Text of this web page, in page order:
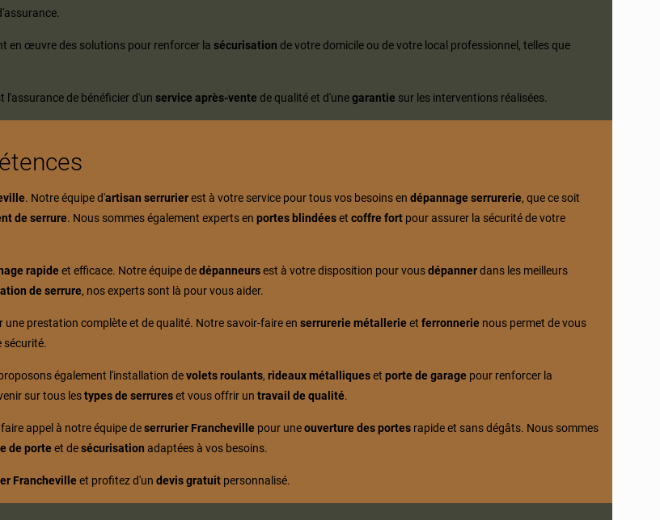
en œuvre des solutions pour renforcer lasécurisation de votre domicile ou de votre local professionnel, telles que
l'assurance de bénéficier d'unservice après-vente de qualité et d'unegarantie sur les interventions réalisées.
. Notre équipe d'artisan serrurierest à votre service pour tous vos besoins endépannage serrurerie, que ce soit
de serrure. Nous sommes également experts enportes blindéesetcoffre fort pour assurer la sécurité de votre
rapideet efficace. Notre équipe dedépanneursest à votre disposition pour vousdépannerdans les meilleurs
de serrure, nos experts sont là pour vous aider.
une prestation complète et de qualité. Notre savoir-faire enserrurerie métallerieetferronnerie nous permet de vous
sécurité.
également l'installation devolets roulants,rideaux métalliquesetporte de garage pour renforcer la
sur tous lestypes de serrureset vous offrir untravail de qualité.
faire appel à notre équipe deserrurier Francheville pour uneouverture des portes rapide et sans dégâts. Nous sommes
de porteet desécurisation adaptées à vos besoins.
Franchevilleet profitez d'undevis gratuit personnalisé.